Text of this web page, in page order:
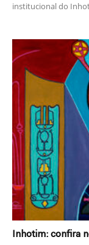
institucional do
Inhotim: confira